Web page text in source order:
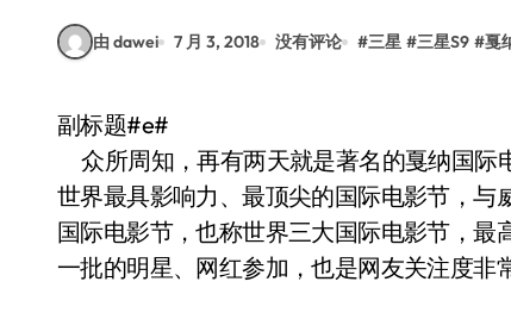
由 dawei 7 月 3, 2018 没有评论 #三星 #三星S9 #戛
副标题#e#
众所周知，再有两天就是著名的戛纳国际
世界最具影响力、最顶尖的国际电影节，
国际电影节，也称世界三大国际电影节，最
一批的明星、网红参加，也是网友关注度非